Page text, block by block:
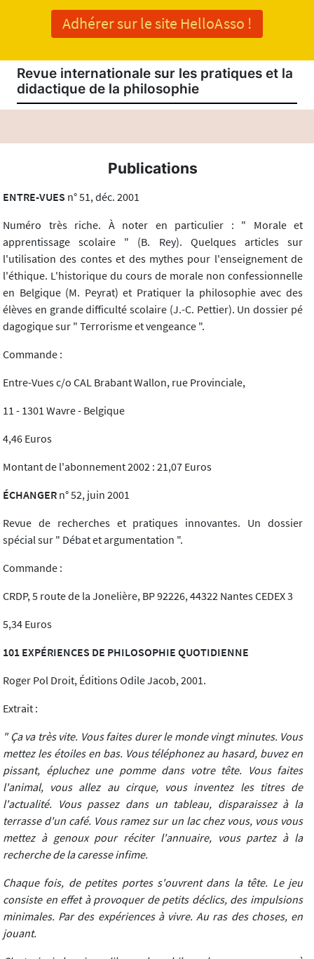
Adhérer sur le site HelloAsso !
Revue internationale sur les pratiques et la
didactique de la philosophie
Publications
ENTRE-VUES n° 51, déc. 2001
Numéro très riche. À noter en particulier : " Morale et
apprentissage scolaire " (B. Rey). Quelques articles sur
l'utilisation des contes et des mythes pour l'enseignement de
l'éthique. L'historique du cours de morale non confessionnelle
en Belgique (M. Peyrat) et Pratiquer la philosophie avec des
élèves en grande difficulté scolaire (J.-C. Pettier). Un dossier pé
dagogique sur " Terrorisme et vengeance ".
Commande :
Entre-Vues c/o CAL Brabant Wallon, rue Provinciale,
11 - 1301 Wavre - Belgique
4,46 Euros
Montant de l'abonnement 2002 : 21,07 Euros
ÉCHANGER n° 52, juin 2001
Revue de recherches et pratiques innovantes. Un dossier
spécial sur " Débat et argumentation ".
Commande :
CRDP, 5 route de la Jonelière, BP 92226, 44322 Nantes CEDEX 3
5,34 Euros
101 EXPÉRIENCES DE PHILOSOPHIE QUOTIDIENNE
Roger Pol Droit, Éditions Odile Jacob, 2001.
Extrait :
" Ça va très vite. Vous faites durer le monde vingt minutes. Vous
mettez les étoiles en bas. Vous téléphonez au hasard, buvez en
pissant, épluchez une pomme dans votre tête. Vous faites
l'animal, vous allez au cirque, vous inventez les titres de
l'actualité. Vous passez dans un tableau, disparaissez à la
terrasse d'un café. Vous ramez sur un lac chez vous, vous vous
mettez à genoux pour réciter l'annuaire, vous partez à la
recherche de la caresse infime.
Chaque fois, de petites portes s'ouvrent dans la tête. Le jeu
consiste en effet à provoquer de petits déclics, des impulsions
minimales. Par des expériences à vivre. Au ras des choses, en
jouant.